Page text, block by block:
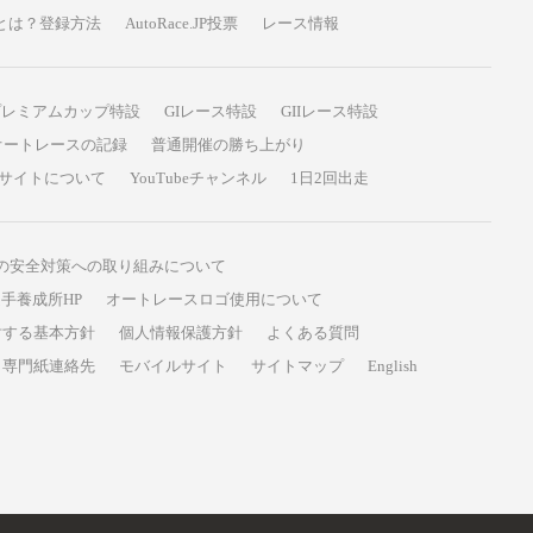
は？登録方法 AutoRace.JP投票 レース情報
ミアムカップ特設 GIレース特設
GIIレース特設
ートレースの記録
普通開催の勝ち上がり
イトについて
YouTubeチャンネル 1日2回出走
安全対策への取り組みについて
養成所HP
オートレースロゴ使用について
る基本方針
個人情報保護方針
よくある質問
専門紙連絡先
モバイルサイト サイトマップ English